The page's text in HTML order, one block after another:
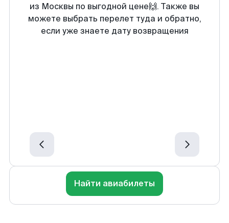
из Москвы по выгодной цене🙌. Также вы
можете выбрать перелет туда и обратно,
если уже знаете дату возвращения
Найти авиабилеты